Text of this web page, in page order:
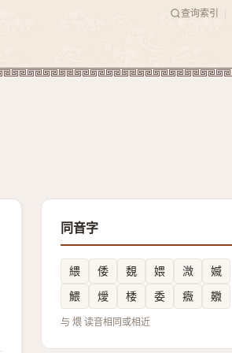
查询索引
同音字
䋿 倭 覣 㛱 溦
媙
鰃
燰 㮃 委 癓 鿦
与 煨 读音相同或相近